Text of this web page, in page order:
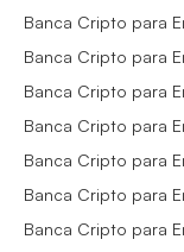
Banca Cripto para
Banca Cripto para
Banca Cripto para
Banca Cripto para
Banca Cripto para
Banca Cripto para
Banca Cripto para